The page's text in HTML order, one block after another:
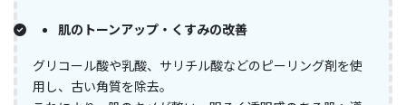
肌のトーンアップ・くすみの改善
グリコール酸や乳酸、サリチル酸などのピーリング剤を使
用し、古い角質を除去。​